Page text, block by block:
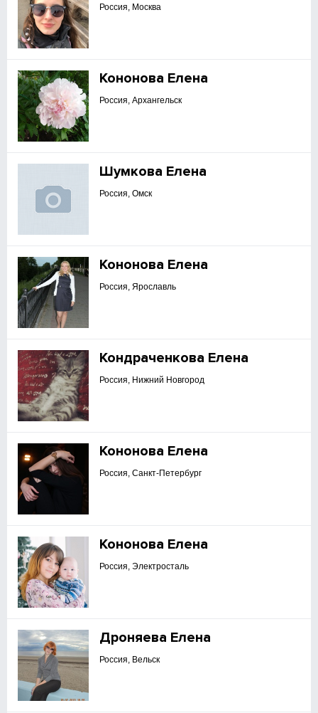
Россия, Москва
Кононова Елена
Россия, Архангельск
Шумкова Елена
Россия, Омск
Кононова Елена
Россия, Ярославль
Кондраченкова Елена
Россия, Нижний Новгород
Кононова Елена
Россия, Санкт-Петербург
Кононова Елена
Россия, Электросталь
Дроняева Елена
Россия, Вельск